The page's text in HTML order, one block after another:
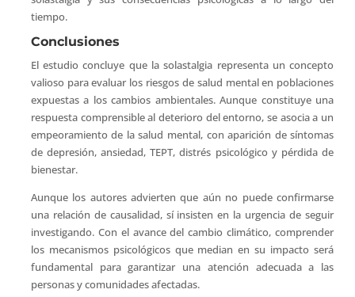
tiempo.
Conclusiones
El estudio concluye que la solastalgia representa un concepto
valioso para evaluar los riesgos de salud mental en poblaciones
expuestas a los cambios ambientales. Aunque constituye una
respuesta comprensible al deterioro del entorno, se asocia a un
empeoramiento de la salud mental, con aparición de síntomas
de depresión, ansiedad, TEPT, distrés psicológico y pérdida de
bienestar.
Aunque los autores advierten que aún no puede confirmarse
una relación de causalidad, sí insisten en la urgencia de seguir
investigando. Con el avance del cambio climático, comprender
los mecanismos psicológicos que median en su impacto será
fundamental para garantizar una atención adecuada a las
personas y comunidades afectadas.